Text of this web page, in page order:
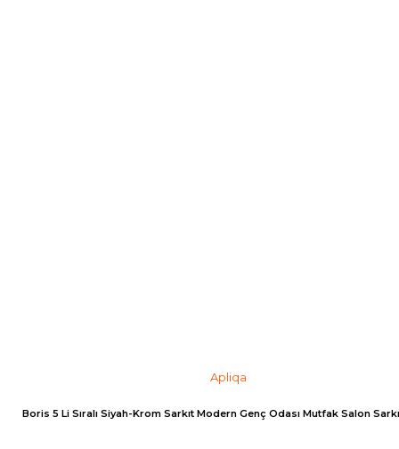
Apliqa
Boris 5 Li Sıralı Siyah-Krom Sarkıt Modern Genç Odası Mutfak Salon